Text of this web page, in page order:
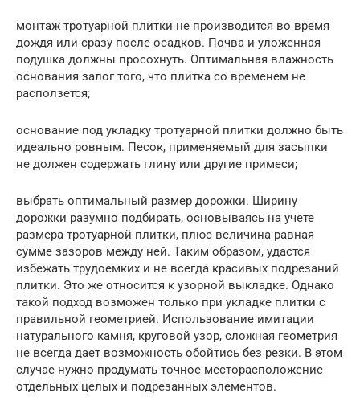
монтаж тротуарной плитки не производится во время
дождя или сразу после осадков. Почва и уложенная
подушка должны просохнуть. Оптимальная влажность
основания залог того, что плитка со временем не
расползется;
основание под укладку тротуарной плитки должно быть
идеально ровным. Песок, применяемый для засыпки
не должен содержать глину или другие примеси;
выбрать оптимальный размер дорожки. Ширину
дорожки разумно подбирать, основываясь на учете
размера тротуарной плитки, плюс величина равная
сумме зазоров между ней. Таким образом, удастся
избежать трудоемких и не всегда красивых подрезаний
плитки. Это же относится к узорной выкладке. Однако
такой подход возможен только при укладке плитки с
правильной геометрией. Использование имитации
натурального камня, круговой узор, сложная геометрия
не всегда дает возможность обойтись без резки. В этом
случае нужно продумать точное месторасположение
отдельных целых и подрезанных элементов.